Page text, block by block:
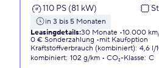
110 PS (81 kW)
in 3 bis 5 Monaten
Leasingdetails:30 Monate 10.000
0 € Sonderzahlung
mit Kaufoption
Kraftstoffverbrauch (kombiniert): 4,6 l/
kombiniert: 102 g/km CO₂-Klasse: C